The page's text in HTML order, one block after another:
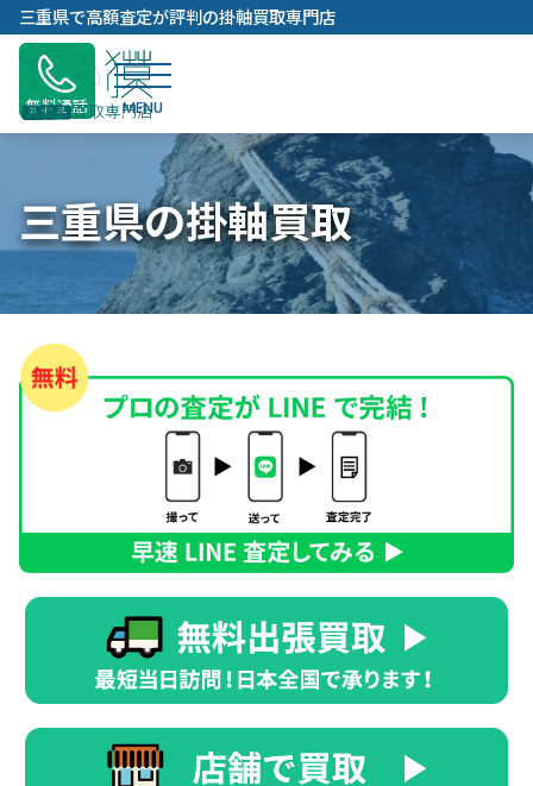
内
容
キ
ッ
プ
三重県で高額査定が評判の掛軸買取専門店
無料通話
三重県の掛軸買取